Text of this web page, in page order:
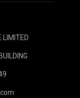
LIMITED